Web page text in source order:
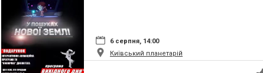
6 серпня, 14:00
Київський планетарій